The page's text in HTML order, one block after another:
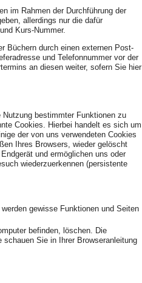
im Rahmen der Durchführung der
allerdings nur die dafür
Kurs-Nummer.
Büchern durch einen externen Post-
und Telefonnummer vor der
an diesen weiter, sofern Sie hier
bestimmter Funktionen zu
Cookies. Hierbei handelt es sich um
der von uns verwendeten Cookies
Ihres Browsers, wieder gelöscht
und ermöglichen uns oder
wiederzuerkennen (persistente
gewisse Funktionen und Seiten
befinden, löschen. Die
Sie in Ihrer Browseranleitung